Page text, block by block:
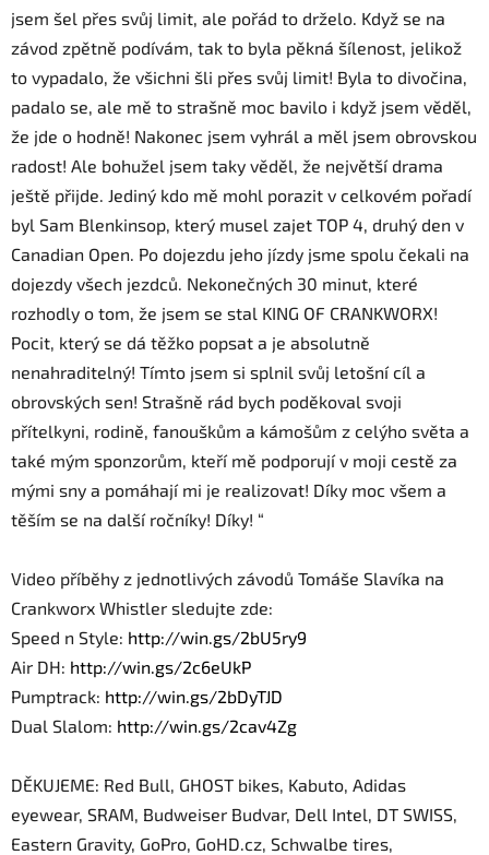
jsem šel přes svůj limit, ale pořád to drželo. Když se na
závod zpětně podívám, tak to byla pěkná šílenost, jelikož
to vypadalo, že všichni šli přes svůj limit! Byla to divočina,
padalo se, ale mě to strašně moc bavilo i když jsem věděl,
že jde o hodně! Nakonec jsem vyhrál a měl jsem obrovskou
radost! Ale bohužel jsem taky věděl, že největší drama
ještě přijde. Jediný kdo mě mohl porazit v celkovém pořadí
byl Sam Blenkinsop, který musel zajet TOP 4, druhý den v
Canadian Open. Po dojezdu jeho jízdy jsme spolu čekali na
dojezdy všech jezdců. Nekonečných 30 minut, které
rozhodly o tom, že jsem se stal KING OF CRANKWORX!
Pocit, který se dá těžko popsat a je absolutně
nenahraditelný! Tímto jsem si splnil svůj letošní cíl a
obrovských sen! Strašně rád bych poděkoval svoji
přítelkyni, rodině, fanouškům a kámošům z celýho světa a
také mým sponzorům, kteří mě podporují v moji cestě za
mými sny a pomáhají mi je realizovat! Díky moc všem a
těším se na další ročníky! Díky! “
Video příběhy z jednotlivých závodů Tomáše Slavíka na
Crankworx Whistler sledujte zde:
Speed n Style: http://win.gs/2bU5ry9
Air DH: http://win.gs/2c6eUkP
Pumptrack: http://win.gs/2bDyTJD
Dual Slalom: http://win.gs/2cav4Zg
DĚKUJEME: Red Bull, GHOST bikes, Kabuto, Adidas
eyewear, SRAM, Budweiser Budvar, Dell Intel, DT SWISS,
Eastern Gravity, GoPro, GoHD.cz, Schwalbe tires,